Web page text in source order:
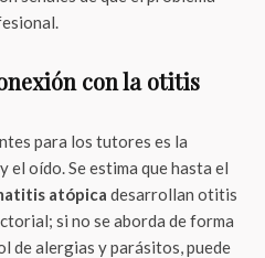
con la otitis
para los tutores es la
oído. Se estima que hasta el
atópica desarrollan otitis
si no se aborda de forma
de alergias y parásitos, puede